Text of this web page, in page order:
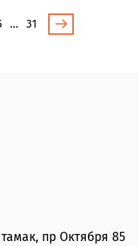
… 31
пр Октября 85